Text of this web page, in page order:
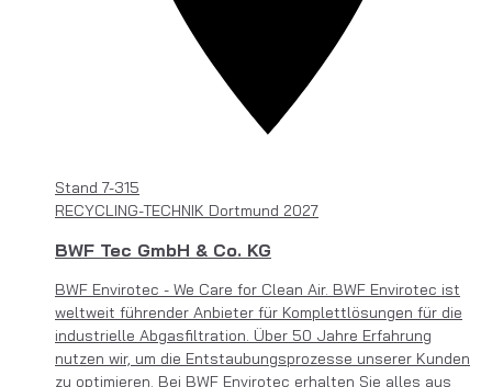
Stand 7-315
RECYCLING-TECHNIK Dortmund 2027
BWF Tec GmbH & Co. KG
BWF Envirotec - We Care for Clean Air. BWF Envirotec ist
weltweit führender Anbieter für Komplettlösungen für die
industrielle Abgasfiltration. Über 50 Jahre Erfahrung
nutzen wir, um die Entstaubungsprozesse unserer Kunden
zu optimieren. Bei BWF Envirotec erhalten Sie alles aus